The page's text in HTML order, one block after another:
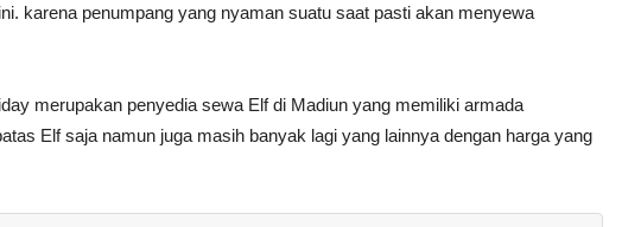
karena penumpang yang nyaman suatu saat pasti akan menyewa
merupakan penyedia sewa Elf di Madiun yang memiliki armada
Elf saja namun juga masih banyak lagi yang lainnya dengan harga yang